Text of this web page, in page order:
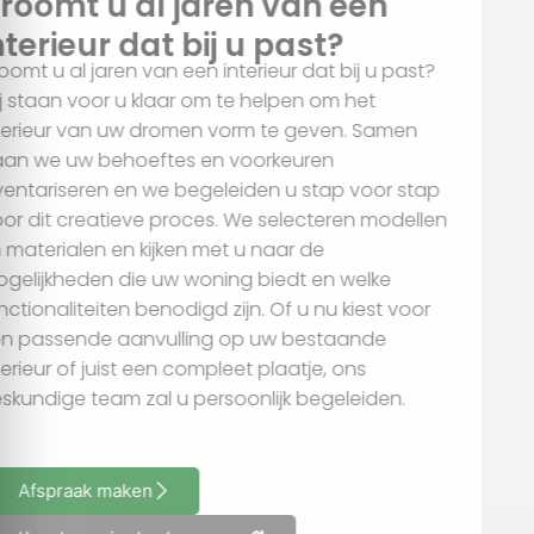
voor social media, adverteren en analyse. Deze partners
kunnen deze gegevens combineren met andere informatie
die u aan ze heeft verstrekt of die ze hebben verzameld op
basis van uw gebruik van hun services.
Alles toestaan
Aanpassen
interieur dat bij u past?
Droomt u al jaren van een interieur dat bij u past?
Wij staan voor u klaar om te helpen om het
interieur van uw dromen vorm te geven. Samen
gaan we uw behoeftes en voorkeuren
inventariseren en we begeleiden u stap voor stap
door dit creatieve proces. We selecteren modellen
en materialen en kijken met u naar de
mogelijkheden die uw woning biedt en welke
functionaliteiten benodigd zijn. Of u nu kiest voor
een passende aanvulling op uw bestaande
interieur of juist een compleet plaatje, ons
deskundige team zal u persoonlijk begeleiden.
Afspraak maken